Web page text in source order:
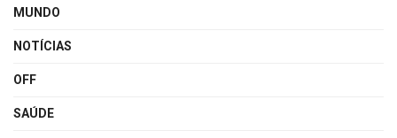
MUNDO
NOTÍCIAS
OFF
SAÚDE